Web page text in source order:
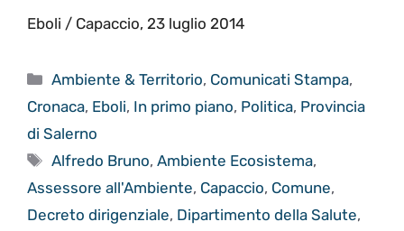
Eboli / Capaccio, 23 luglio 2014
Categorie
Ambiente & Territorio, Comunicati Stampa,
Cronaca, Eboli, In primo piano, Politica, Provincia
di Salerno
Tag
Alfredo Bruno,Ambiente Ecosistema,
Assessore all'Ambiente, Capaccio, Comune,
Decreto dirigenziale, Dipartimento della Salute,